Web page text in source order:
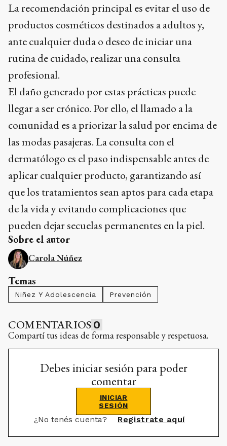
La recomendación principal es evitar el uso de
productos cosméticos destinados a adultos y,
ante cualquier duda o deseo de iniciar una
rutina de cuidado, realizar una consulta
profesional.
El daño generado por estas prácticas puede
llegar a ser crónico. Por ello, el llamado a la
comunidad es a priorizar la salud por encima de
las modas pasajeras. La consulta con el
dermatólogo es el paso indispensable antes de
aplicar cualquier producto, garantizando así
que los tratamientos sean aptos para cada etapa
de la vida y evitando complicaciones que
pueden dejar secuelas permanentes en la piel.
Sobre el autor
Carola Núñez
Temas
Niñez Y Adolescencia Prevención
COMENTARIOS 0
Compartí tus ideas de forma responsable y respetuosa.
Debes iniciar sesión para poder
comentar
INICIAR
SESIÓN
¿No tenés cuenta? Registrate aquí